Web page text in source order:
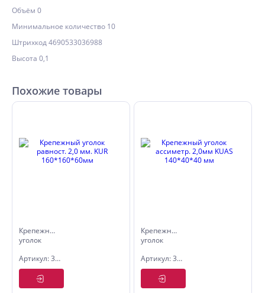
Объём 0
Минимальное количество 10
Штрихкод 4690533036988
Высота 0,1
Похожие товары
Крепежный
уголок
2,0 мм.
KUR
Артикул: 3210342
Крепежный
уголок
2,0мм
KUAS
140*40*40
мм
Артикул: 3210509